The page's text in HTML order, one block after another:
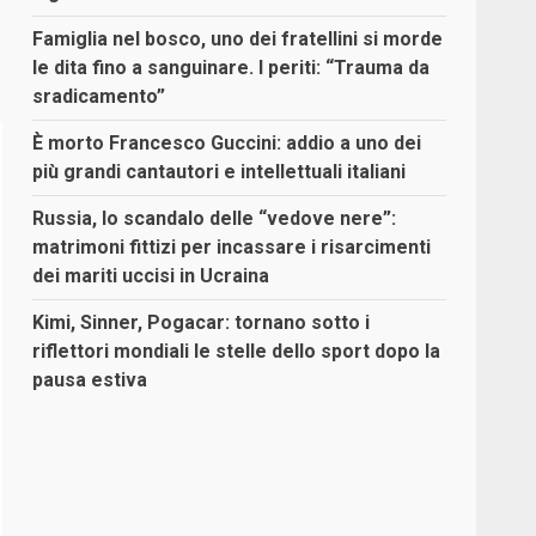
Famiglia nel bosco, uno dei fratellini si morde
le dita fino a sanguinare. I periti: “Trauma da
sradicamento”
È morto Francesco Guccini: addio a uno dei
più grandi cantautori e intellettuali italiani
Russia, lo scandalo delle “vedove nere”:
matrimoni fittizi per incassare i risarcimenti
dei mariti uccisi in Ucraina
Kimi, Sinner, Pogacar: tornano sotto i
riflettori mondiali le stelle dello sport dopo la
pausa estiva